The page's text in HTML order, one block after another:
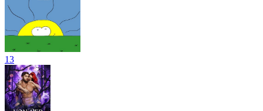
13